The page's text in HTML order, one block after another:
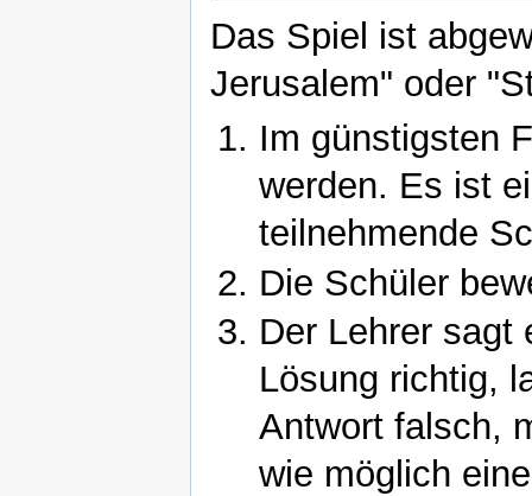
Das Spiel ist
Jerusalem" oder
Im günstigsten
werden. Es ist
teilnehmende
Die Schüler
Der Lehrer sagt
Lösung richtig,
Antwort falsch,
wie möglich